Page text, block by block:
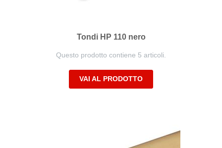
Tondi HP 110 nero
Questo prodotto contiene 5 articoli.
VAI AL PRODOTTO